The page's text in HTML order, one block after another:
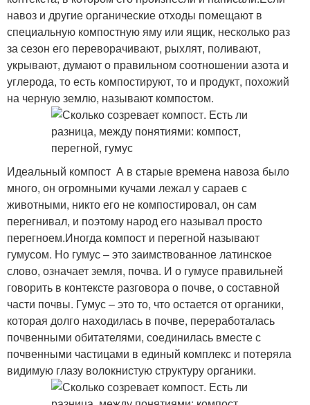
навоз и другие органические отходы помещают в
специальную компостную яму или ящик, несколько раз
за сезон его переворачивают, рыхлят, поливают,
укрывают, думают о правильном соотношении азота и
углерода, то есть компостируют, то и продукт, похожий
на черную землю, называют компостом.
Идеальный компост А в старые времена навоза было
много, он огромными кучами лежал у сараев с
животными, никто его не компостировал, он сам
перегнивал, и поэтому народ его называл просто
перегноем.Иногда компост и перегной называют
гумусом. Но гумус – это заимствованное латинское
слово, означает земля, почва. И о гумусе правильней
говорить в контексте разговора о почве, о составной
части почвы. Гумус – это то, что остается от органики,
которая долго находилась в почве, переработалась
почвенными обитателями, соединилась вместе с
почвенными частицами в единый комплекс и потеряла
видимую глазу волокнистую структуру органики.